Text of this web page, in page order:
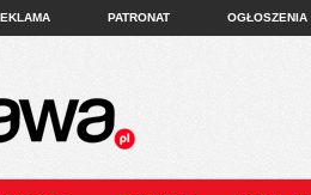
PATRONAT OGŁOSZENIA